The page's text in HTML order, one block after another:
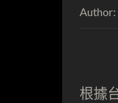
Author:
根據